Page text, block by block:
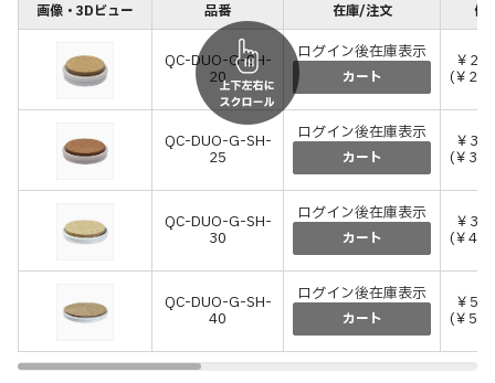
画像・3Dビュー 品番 在庫/注文 価
QC-DUO-G-SH-
20
ログイン後在庫表示
カート
￥
(￥
QC-DUO-G-SH-
25
ログイン後在庫表示
カート
￥
(￥
QC-DUO-G-SH-
30
ログイン後在庫表示
カート
￥
(￥
QC-DUO-G-SH-
40
ログイン後在庫表示
カート
￥
(￥